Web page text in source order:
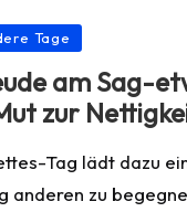
Tage
am Sag-
zur
Tag lädt dazu
anderen zu